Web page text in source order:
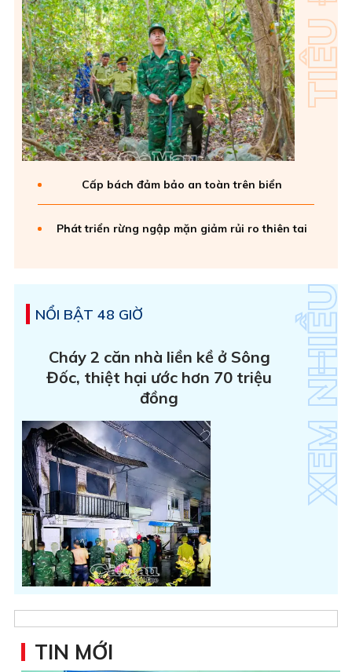
Cấp bách đảm bảo an toàn trên biển
Phát triển rừng ngập mặn giảm rủi ro thiên tai
NỔI BẬT 48 GIỜ
Cháy 2 căn nhà liền kề ở Sông
Đốc, thiệt hại ước hơn 70 triệu
đồng
TIN MỚI